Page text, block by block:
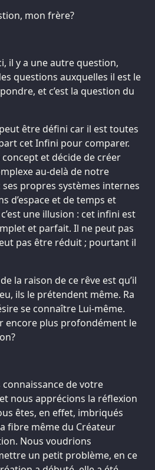
mon frère?
il y a une autre question,
questions auxquelles il est le
et c’est la question du
être défini car il est toutes
cet Infini pour comparer.
et décide de créer
au-delà de notre
propres systèmes internes
d’espace et de temps et
une illusion : cet infini est
et parfait. Il ne peut pas
pas être réduit ; pourtant il
la raison de ce rêve est qu’il
ils le prétendent même. Ra
se connaître Lui-même.
encore plus profondément le
connaissance de votre
nous apprécions la réflexion
êtes, en effet, imbriqués
fibre même du Créateur
Nous voudrions
un petit problème, en ce